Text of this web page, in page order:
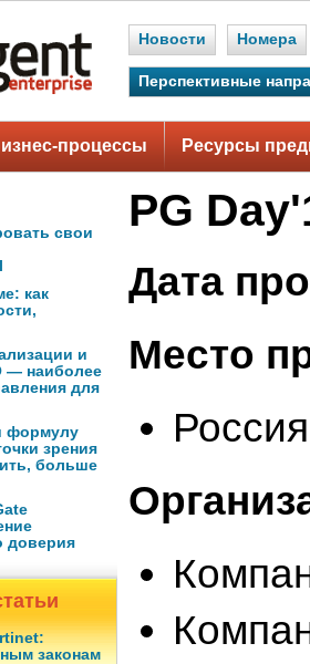
Новости Номера
Перспективные
процессы Ресурсы
свои
как
и
— наиболее
для
формулу
зрения
больше
доверия
законам
PG
Дата
Место